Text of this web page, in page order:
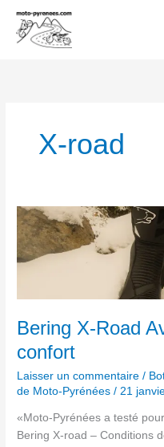
contenu
X-road
Bering X-Road
confort
Laisser un commentaire /
de Moto-Pyrénées/ 21
«Moto-Pyrénées a testé
Bering X-road – Conditions
Bering
X-
Road
Avis
:
pieds
au
sec
=
confort